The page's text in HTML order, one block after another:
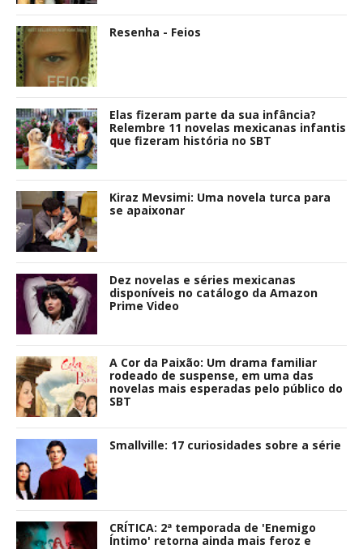
Resenha - Feios
Elas fizeram parte da sua infância?
Relembre 11 novelas mexicanas infantis
que fizeram história no SBT
Kiraz Mevsimi: Uma novela turca para
se apaixonar
Dez novelas e séries mexicanas
disponíveis no catálogo da Amazon
Prime Video
A Cor da Paixão: Um drama familiar
rodeado de suspense, em uma das
novelas mais esperadas pelo público do
SBT
Smallville: 17 curiosidades sobre a série
CRÍTICA: 2ª temporada de 'Enemigo
Íntimo' retorna ainda mais feroz e